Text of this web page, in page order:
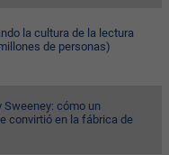
la cultura de la lectura
de personas)
Sweeney: cómo un
convirtió en la fábrica de